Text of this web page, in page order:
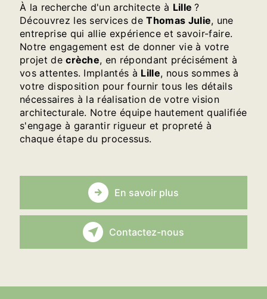
À la recherche d'un architecte à Lille?
Découvrez les services deThomas Julie, une
entreprise qui allie expérience et savoir-faire.
Notre engagement est de donner vie à votre
projet decrèche, en répondant précisément à
vos attentes. Implantés à Lille, nous sommes à
votre disposition pour fournir tous les détails
nécessaires à la réalisation de votre vision
architecturale. Notre équipe hautement qualifiée
s'engage à garantir rigueur et propreté à
chaque étape du processus.
En savoir plus
Contactez-nous